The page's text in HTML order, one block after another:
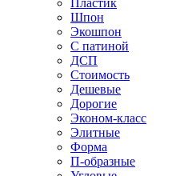
Пластик
Шпон
Экошпон
С патиной
ДСП
Стоимость
Дешевые
Дорогие
Эконом-класс
Элитные
Форма
П-образные